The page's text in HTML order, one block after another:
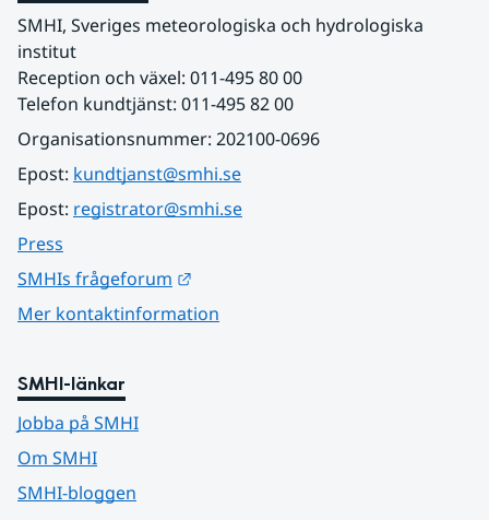
SMHI, Sveriges meteorologiska och hydrologiska
institut
Reception och växel: 011-495 80 00
Telefon kundtjänst: 011-495 82 00
Organisationsnummer: 202100-0696
Epost: kundtjanst@smhi.se
Epost: registrator@smhi.se
Press
SMHIs frågeforum
Mer kontaktinformation
SMHI-länkar
Jobba på SMHI
Om SMHI
SMHI-bloggen